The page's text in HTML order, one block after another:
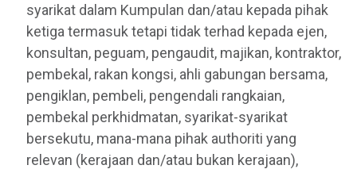
syarikat dalam Kumpulan dan/atau kepada pihak
ketiga termasuk tetapi tidak terhad kepada ejen,
konsultan, peguam, pengaudit, majikan, kontraktor,
pembekal, rakan kongsi, ahli gabungan bersama,
pengiklan, pembeli, pengendali rangkaian,
pembekal perkhidmatan, syarikat-syarikat
bersekutu, mana-mana pihak authoriti yang
relevan (kerajaan dan/atau bukan kerajaan),